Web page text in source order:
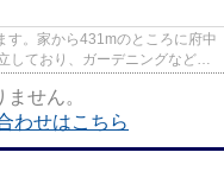
す。家から431mのところに府中
しており、ガーデニングなども
せん。
わせはこちら